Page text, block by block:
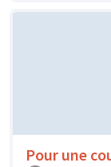
Pour une